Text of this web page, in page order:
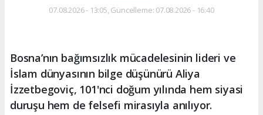
07.08.2026 - 13:05, Güncelleme: 07.08.2026 - 16:40
Bosna’nın bağımsızlık mücadelesinin lideri ve
İslam dünyasının bilge düşünürü Aliya
İzzetbegoviç, 101'nci doğum yılında hem siyasi
duruşu hem de felsefi mirasıyla anılıyor.